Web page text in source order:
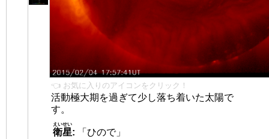
👈 お気に入りのアイコンをクリック！
活動極大期を過ぎて少し落ち着いた太陽で
す。
衛星
えいせい
:
「ひので」